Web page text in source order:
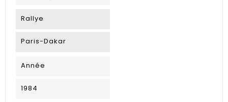
Rallye
Paris-Dakar
Année
1984